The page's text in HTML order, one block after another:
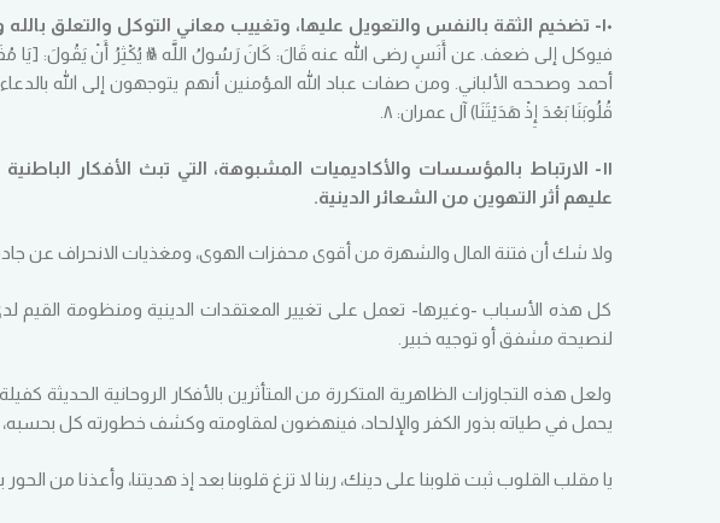
١٠- تضخيم الثقة بالنفس والتعويل عليها، وتغييب معاني التوكل والتعلق بالله والافتقار إليه،
فيوكل إلى ضعف. عن أَنَسٍ رضى الله عنه قَالَ: كَانَ رَسُولُ اللَّه ﷺ يُكْثِرُ أَنْ يَقُولَ: [يَا
أحمد وصححه الألباني. ومن صفات عباد الله المؤمنين أنهم يتوجهون إلى الله
قُلُوبَنَا بَعْدَ إِذْ هَدَيْتَنَا) آل عمران: ٨.
١١- الارتباط بالمؤسسات والأكاديميات المشبوهة، التي تبث الأفكار
عليهم أثر التهوين من الشعائر الدينية.
ولا شك أن فتنة المال والشهرة من أقوى محفزات الهوى، ومغذيات الانحراف عن
كل هذه الأسباب -وغيرها- تعمل على تغيير المعتقدات الدينية ومنظومة القيم
لنصيحة مشفق أو توجيه خبير.
ولعل هذه التجاوزات الظاهرية المتكررة من المتأثرين بالأفكار الروحانية الحديثة
يحمل في طياته بذور الكفر والإلحاد، فينهضون لمقاومته وكشف خطورته كل بحسبه،
يا مقلب القلوب ثبت قلوبنا على دينك، ربنا لا تزغ قلوبنا بعد إذ هديتنا، وأعذنا من الحور